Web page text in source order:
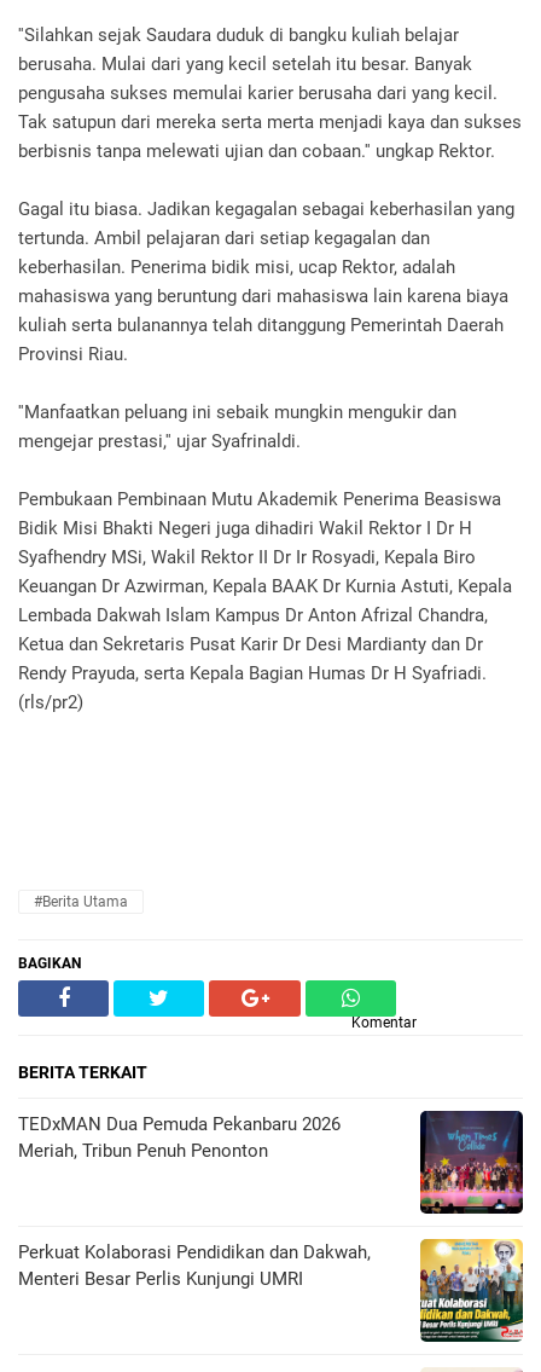
''Silahkan sejak Saudara duduk di bangku kuliah belajar
berusaha. Mulai dari yang kecil setelah itu besar. Banyak
pengusaha sukses memulai karier berusaha dari yang kecil.
Tak satupun dari mereka serta merta menjadi kaya dan sukses
berbisnis tanpa melewati ujian dan cobaan.'' ungkap Rektor.
Gagal itu biasa. Jadikan kegagalan sebagai keberhasilan yang
tertunda. Ambil pelajaran dari setiap kegagalan dan
keberhasilan. Penerima bidik misi, ucap Rektor, adalah
mahasiswa yang beruntung dari mahasiswa lain karena biaya
kuliah serta bulanannya telah ditanggung Pemerintah Daerah
Provinsi Riau.
''Manfaatkan peluang ini sebaik mungkin mengukir dan
mengejar prestasi,'' ujar Syafrinaldi.
Pembukaan Pembinaan Mutu Akademik Penerima Beasiswa
Bidik Misi Bhakti Negeri juga dihadiri Wakil Rektor I Dr H
Syafhendry MSi, Wakil Rektor II Dr Ir Rosyadi, Kepala Biro
Keuangan Dr Azwirman, Kepala BAAK Dr Kurnia Astuti, Kepala
Lembada Dakwah Islam Kampus Dr Anton Afrizal Chandra,
Ketua dan Sekretaris Pusat Karir Dr Desi Mardianty dan Dr
Rendy Prayuda, serta Kepala Bagian Humas Dr H Syafriadi.
(rls/pr2)
#Berita Utama
BAGIKAN
Komentar
BERITA TERKAIT
TEDxMAN Dua Pemuda Pekanbaru 2026
Meriah, Tribun Penuh Penonton
Perkuat Kolaborasi Pendidikan dan Dakwah,
Menteri Besar Perlis Kunjungi UMRI